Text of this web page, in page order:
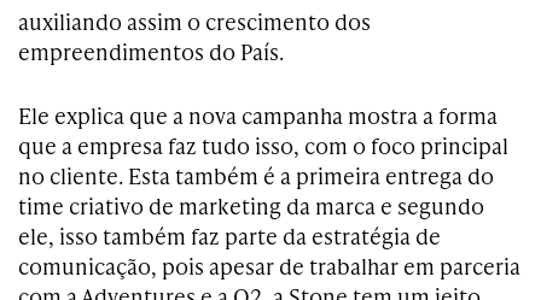
auxiliando assim o crescimento dos
empreendimentos do País.
Ele explica que a nova campanha mostra a forma
que a empresa faz tudo isso, com o foco principal
no cliente. Esta também é a primeira entrega do
time criativo de marketing da marca e segundo
ele, isso também faz parte da estratégia de
comunicação, pois apesar de trabalhar em parceria